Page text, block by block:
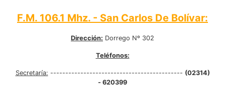
F.M. 106.1 Mhz. - San Carlos De Bolívar:
Dirección: Dorrego Nº 302
Teléfonos:
Secretaría: -------------------------------------------- (02314)
- 620399